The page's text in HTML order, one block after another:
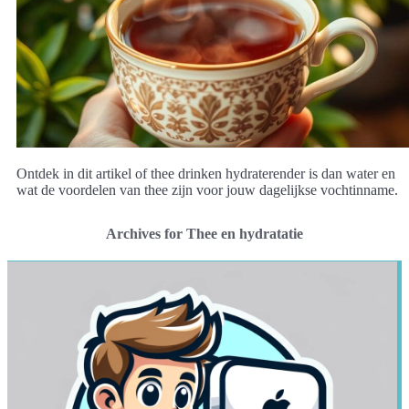
Ontdek in dit artikel of thee drinken hydraterender is dan water en
wat de voordelen van thee zijn voor jouw dagelijkse vochtinname.
Archives for Thee en hydratatie